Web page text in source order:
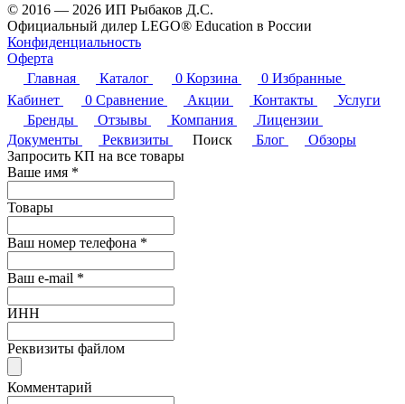
© 2016 — 2026 ИП Рыбаков Д.С.
Официальный дилер LEGO® Education в России
Конфиденциальность
Оферта
Главная
Каталог 0 Корзина 0 Избранные
Кабинет
0 Сравнение Акции Контакты
Услуги
Бренды
Отзывы Компания
Лицензии
Документы
Реквизиты Поиск Блог
Обзоры
Запросить КП на все товары
Ваше имя *
Товары
Ваш номер телефона *
Ваш e-mail *
ИНН
Реквизиты файлом
Комментарий